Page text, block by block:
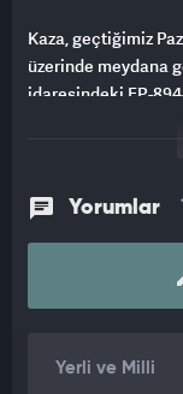
Kaza, geçtiğimiz
üzerinde meydana
idaresindeki FP-
yansıyan kazada,
FJD 637 plakalı
yaralayan aracın
görüldü.
Vatandaşlar
Yorumlar
Yerli ve Milli